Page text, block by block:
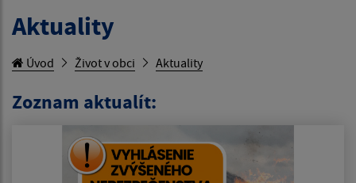
Aktuality
Úvod Život v obci Aktuality
Zoznam aktualít: